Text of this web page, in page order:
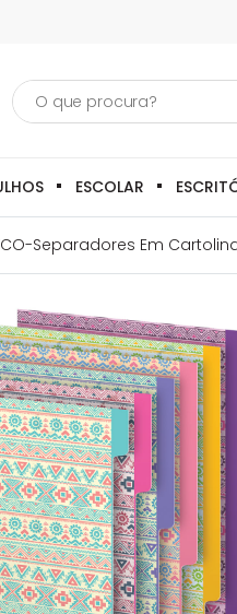
Pesquisa
ESCOLAR
Separadores Em